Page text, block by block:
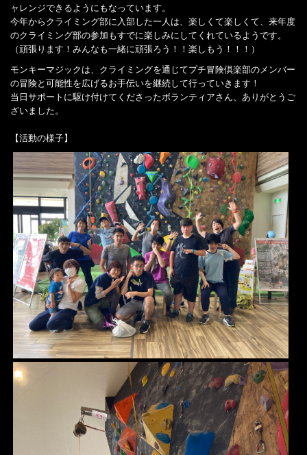
ャレンジできるようにもなっています。
今年からクライミング部に入部した一人は、楽しくて楽しくて、来年度
のクライミング部の参加もすでに楽しみにしてくれているようです。
（頑張ります！みんなも一緒に頑張ろう！！楽しもう！！！）
モンキーマジックは、クライミングを通じてプチ冒険倶楽部のメンバー
の冒険と可能性を広げるお手伝いを継続して行っていきます！
当日サポートに駆け付けてくださったボランティアさん、ありがとうご
ざいました。
【活動の様子】